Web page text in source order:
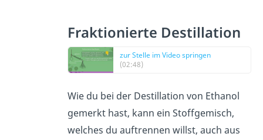
Fraktionierte Destillation
zur Stelle im Video springen
(02:48)
Wie du bei der Destillation von Ethanol
gemerkt hast, kann ein Stoffgemisch,
welches du auftrennen willst, auch aus